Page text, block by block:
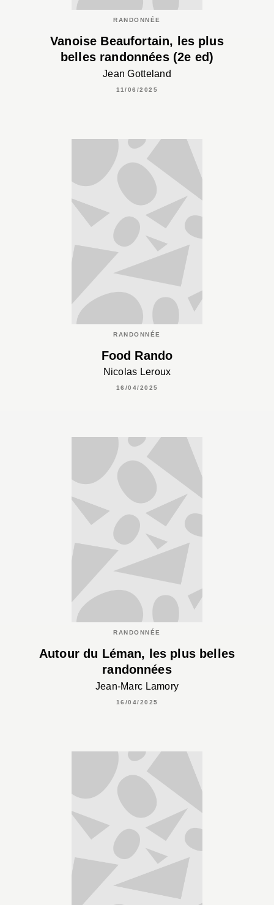
RANDONNÉE
Vanoise Beaufortain, les plus
belles randonnées (2e ed)
Jean Gotteland
11/06/2025
RANDONNÉE
Food Rando
Nicolas Leroux
16/04/2025
RANDONNÉE
Autour du Léman, les plus belles
randonnées
Jean-Marc Lamory
16/04/2025